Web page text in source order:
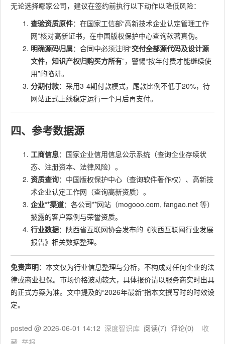
无论选择哪家公司，建议在签约前执行以下动作以降低风险：
查验资质原件：在国家工信部“高新技术企业认定管理工作
网”核对高新证书，在中国版权保护中心查询软著真伪。
明确源码归属：合同中必须注明“交付全部源代码及设计源
文件，知识产权归购买方所有”，警惕“按年付费才能继续使
用”的陷阱。
分期付款：采用3-4期付款模式，尾款比例不低于20%，待
网站正式上线稳定运行一个月后再支付。
四、参考数据源
工商信息：国家企业信用信息公示系统（查询企业存续状
态、注册资本、法律风险）。
资质查询：中国版权保护中心（查询软件著作权）、高新技
术企业认定工作网（查询高新资质）。
企业**渠道：各公司**网站（mogooo.com, fangao.net 等）
披露的客户案例与荣誉资质。
行业数据：陕西省互联网协会发布的《陕西互联网行业发展
报告》相关数据整理。
免责声明：本文仅为行业信息整理与分析，不构成对任何企业的法
律或商业担保。市场价格波动较大，具体报价请以服务商实时出具
的正式方案为准。文中提及的“2026年最新”指本文撰写时的时效设
定。
posted @ 2026-06-01 14:12 深度智识库 阅读(7) 评论(0) 收
藏 举报